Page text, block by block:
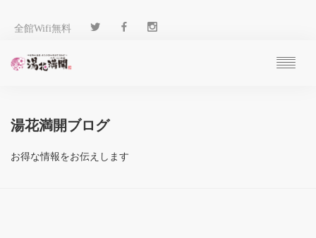
全館Wifi無料
過ごし方
客 室
温 泉
湯花満開ブログ
お得な情報をお伝えします